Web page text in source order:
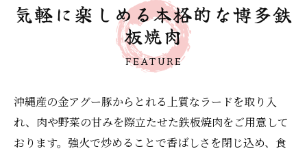
気軽に楽しめる本格的な博多鉄
板焼肉
FEATURE
沖縄産の金アグー豚からとれる上質なラードを取り入
れ、肉や野菜の甘みを際立たせた鉄板焼肉をご用意して
おります。強火で炒めることで香ばしさを閉じ込め、食